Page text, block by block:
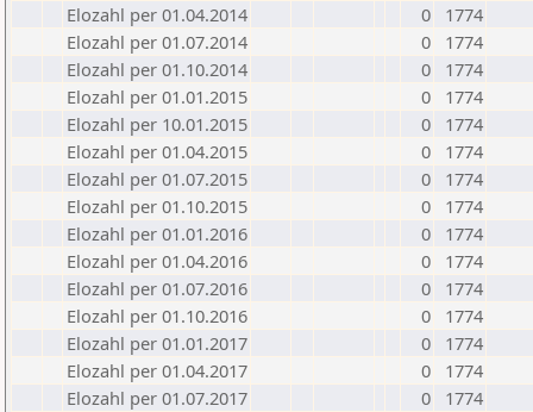
Elozahl per 01.04.2014
0
1774
Elozahl per 01.07.2014
0
1774
Elozahl per 01.10.2014
0
1774
Elozahl per 01.01.2015
0
1774
Elozahl per 10.01.2015
0
1774
Elozahl per 01.04.2015
0
1774
Elozahl per 01.07.2015
0
1774
Elozahl per 01.10.2015
0
1774
Elozahl per 01.01.2016
0
1774
Elozahl per 01.04.2016
0
1774
Elozahl per 01.07.2016
0
1774
Elozahl per 01.10.2016
0
1774
Elozahl per 01.01.2017
0
1774
Elozahl per 01.04.2017
0
1774
Elozahl per 01.07.2017
0
1774